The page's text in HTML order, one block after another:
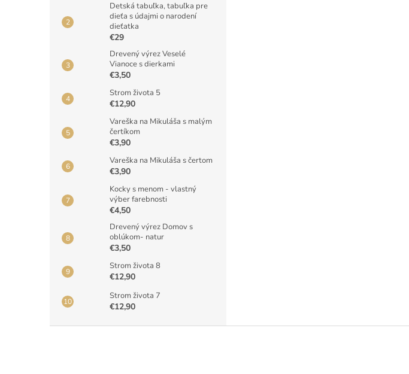
Detská tabuľka, tabuľka pre
dieťa s údajmi o narodení
dieťatka
€29
Drevený výrez Veselé
Vianoce s dierkami
€3,50
Strom života 5
€12,90
Vareška na Mikuláša s malým
čertíkom
€3,90
Vareška na Mikuláša s čertom
€3,90
Kocky s menom - vlastný
výber farebnosti
€4,50
Drevený výrez Domov s
oblúkom- natur
€3,50
Strom života 8
€12,90
Strom života 7
€12,90